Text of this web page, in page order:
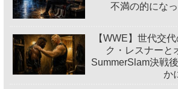
不満の的にな
【WWE】世代交
ク・レスナーと
SummerSlam決戦
か